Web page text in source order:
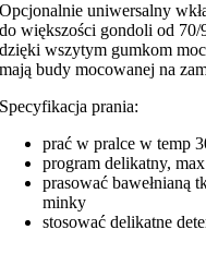
Opcjonalnie uniwersalny
do większości gondoli od
dzięki wszytym gumkom
mają budy mocowanej na
Specyfikacja prania:
prać w pralce w temp
program delikatny,
prasować bawełnianą
minky
stosować delikatne